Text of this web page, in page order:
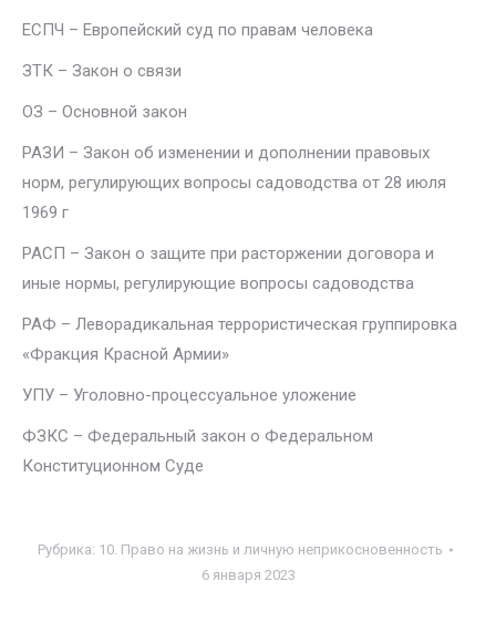
ЕСПЧ – Европейский суд по правам человека
ЗТК – Закон о связи
ОЗ – Основной закон
РАЗИ – Закон об изменении и дополнении правовых
норм, регулирующих вопросы садоводства от 28 июля
1969 г
РАСП – Закон о защите при расторжении договора и
иные нормы, регулирующие вопросы садоводства
РАФ – Леворадикальная террористическая группировка
«Фракция Красной Армии»
УПУ – Уголовно-процессуальное уложение
ФЗКС – Федеральный закон о Федеральном
Конституционном Суде
Рубрика: 10. Право на жизнь и личную неприкосновенность
6 января 2023